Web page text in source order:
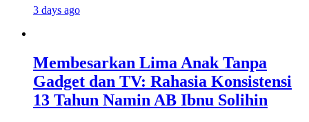
3 days ago
Membesarkan Lima Anak Tanpa
Gadget dan TV: Rahasia Konsistensi
13 Tahun Namin AB Ibnu Solihin